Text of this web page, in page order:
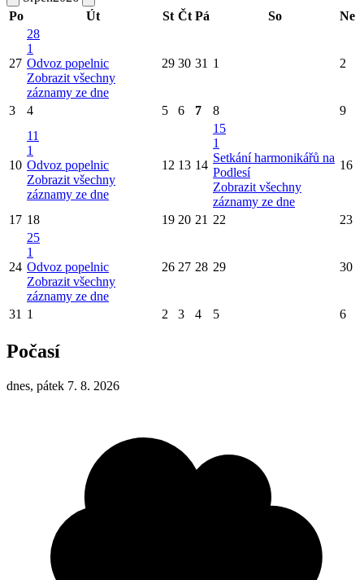
Po
Út St Čt Pá So Ne
27
28
1
Odvoz popelnic
Zobrazit všechny
záznamy ze dne
29 30 31 1 2
3 4 5 6 7 8 9
10
11
1
Odvoz popelnic
Zobrazit všechny
záznamy ze dne
12 13 14
15
1
Setkání harmonikářů na
Podlesí
Zobrazit všechny
záznamy ze dne
16
17 18 19 20 21 22 23
24
25
1
Odvoz popelnic
Zobrazit všechny
záznamy ze dne
26 27 28 29 30
31 1 2 3 4 5 6
Počasí
dnes, pátek 7. 8. 2026